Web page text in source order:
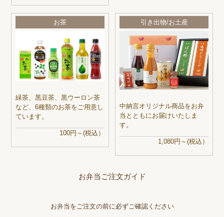
お茶
緑茶、黒豆茶、黒ウーロン茶
など、6種類のお茶をご用意し
ています。
100円～(税込）
引き出物/お土産
中納言オリジナル商品をお弁
当とともにお届けいたしま
す。
1,080円～(税込）
お弁当ご注文ガイド
お弁当をご注文の前に必ずご確認ください